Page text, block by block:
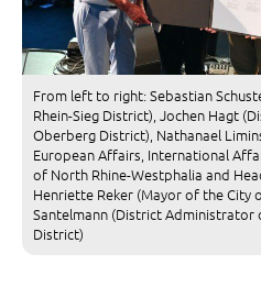
From left to right: Sebastian
Rhein-Sieg District), Jochen Hagt
Oberberg District), Nathanael
European Affairs, International
of North Rhine-Westphalia and
Henriette Reker (Mayor of the City
Santelmann (District Administrator
District)